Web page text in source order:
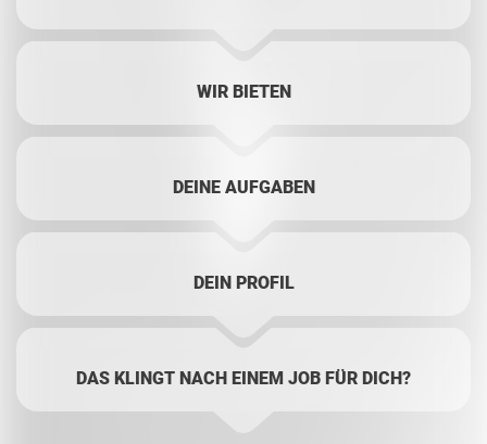
WIR BIETEN
DEINE AUFGABEN
DEIN PROFIL
DAS KLINGT NACH EINEM JOB FÜR DICH?